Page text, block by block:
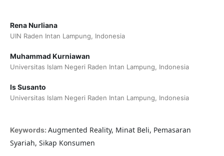
Rena Nurliana
UIN Raden Intan Lampung, Indonesia
Muhammad Kurniawan
Universitas Islam Negeri Raden Intan Lampung, Indonesia
Is Susanto
Universitas Islam Negeri Raden Intan Lampung, Indonesia
Keywords: Augmented Reality, Minat Beli, Pemasaran
Syariah, Sikap Konsumen